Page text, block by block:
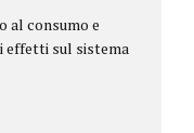
effetti sul sistema